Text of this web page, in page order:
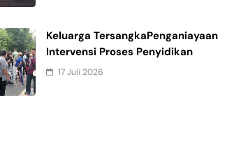
Keluarga TersangkaPenganiayaan
Intervensi Proses Penyidikan
17 Juli 2026